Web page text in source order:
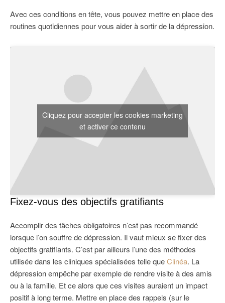
Avec ces conditions en tête, vous pouvez mettre en place des
routines quotidiennes pour vous aider à sortir de la dépression.
Cliquez pour accepter les cookies marketing
et activer ce contenu
Fixez-vous des objectifs gratifiants
Accomplir des tâches obligatoires n’est pas recommandé
lorsque l’on souffre de dépression. Il vaut mieux se fixer des
objectifs gratifiants. C’est par ailleurs l’une des méthodes
utilisée dans les cliniques spécialisées telle queClinéa. La
dépression empêche par exemple de rendre visite à des amis
ou à la famille. Et ce alors que ces visites auraient un impact
positif à long terme. Mettre en place des rappels (sur le